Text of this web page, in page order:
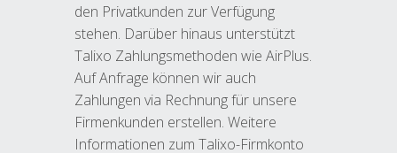
den Privatkunden zur Verfügung
stehen. Darüber hinaus unterstützt
Talixo Zahlungsmethoden wie AirPlus.
Auf Anfrage können wir auch
Zahlungen via Rechnung für unsere
Firmenkunden erstellen. Weitere
Informationen zum Talixo-Firmkonto